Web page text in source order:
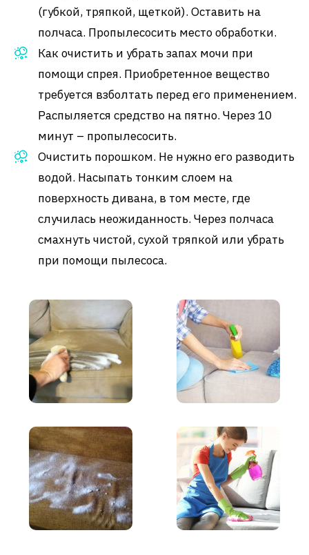
(губкой, тряпкой, щеткой). Оставить на
полчаса. Пропылесосить место обработки.
Как очистить и убрать запах мочи при
помощи спрея. Приобретенное вещество
требуется взболтать перед его применением.
Распыляется средство на пятно. Через 10
минут – пропылесосить.
Очистить порошком. Не нужно его разводить
водой. Насыпать тонким слоем на
поверхность дивана, в том месте, где
случилась неожиданность. Через полчаса
смахнуть чистой, сухой тряпкой или убрать
при помощи пылесоса.